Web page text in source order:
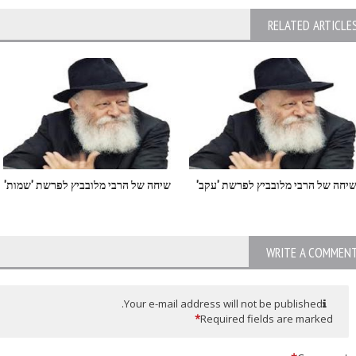
RELATED
שיחה של הרבי מלובביץ לפרשת 'עקב' שיחה של הרבי מלובביץ לפרשת 'שמות'
WRITE A
Your e-mail address will not be published.
Required fields are marked
*